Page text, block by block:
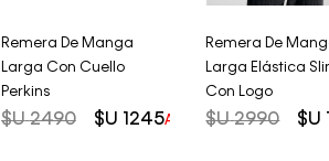
Remera De Manga
Larga Con Cuello
Perkins
$U 2490 $U 1245AHORRO DEL50%
Remera De
Larga Elástica
Con Logo
$U 2990 $U